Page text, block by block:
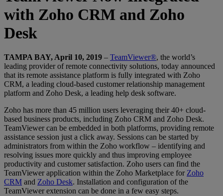
with Zoho CRM and Zoho
Desk
TAMPA BAY, April 10, 2019 – TeamViewer®, the world’s
leading provider of remote connectivity solutions, today announced
that its remote assistance platform is fully integrated with Zoho
CRM, a leading cloud-based customer relationship management
platform and Zoho Desk, a leading help desk software.
Zoho has more than 45 million users leveraging their 40+ cloud-
based business products, including Zoho CRM and Zoho Desk.
TeamViewer can be embedded in both platforms, providing remote
assistance session just a click away. Sessions can be started by
administrators from within the Zoho workflow – identifying and
resolving issues more quickly and thus improving employee
productivity and customer satisfaction. Zoho users can find the
TeamViewer application within the Zoho Marketplace for Zoho
CRM and Zoho Desk. Installation and configuration of the
TeamViewer extension can be done in a few easy steps.